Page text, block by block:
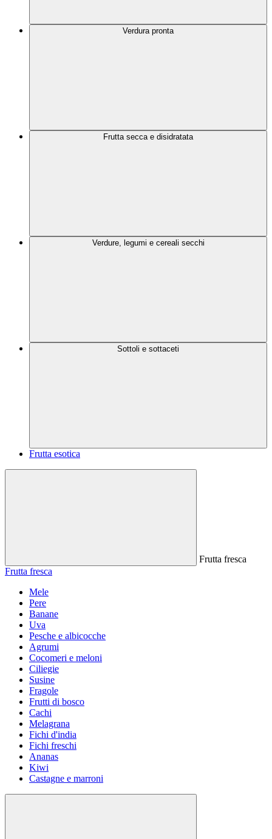
Verdura pronta
Frutta secca e disidratata
Verdure, legumi e cereali secchi
Sottoli e sottaceti
Frutta esotica
Frutta fresca
Frutta fresca
Mele
Pere
Banane
Uva
Pesche e albicocche
Agrumi
Cocomeri e meloni
Ciliegie
Susine
Fragole
Frutti di bosco
Cachi
Melagrana
Fichi d'india
Fichi freschi
Ananas
Kiwi
Castagne e marroni